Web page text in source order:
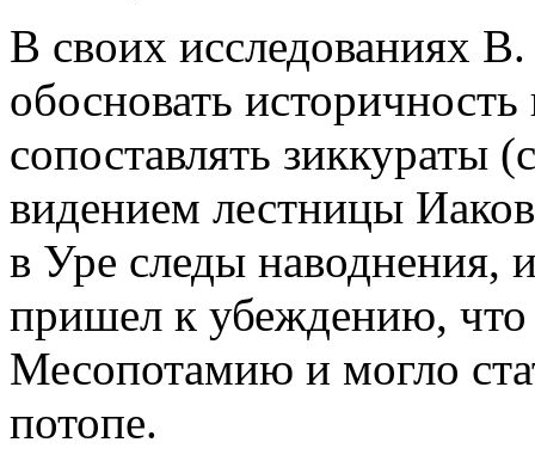
В своих исследованиях В.
обосновать
сопоставлять зиккураты
видением лестницы
в Уре следы наводнения,
пришел к убеждению, что
Месопотамию и могло
потопе.